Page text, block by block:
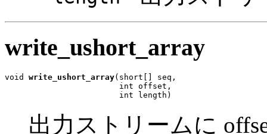
write_ushort_array
void write_ushort_array(short[] seq,
                        int offset,
                        int length)
出力ストリームに